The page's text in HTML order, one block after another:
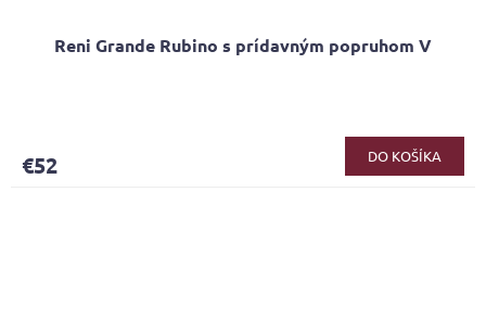
Reni Grande Rubino s prídavným popruhom V
€52 DO KOŠÍKA